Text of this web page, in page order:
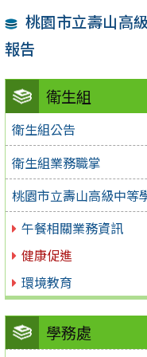
衛生組
衛生組公告
衛生組業務職掌
桃園市立壽山高級中等
午餐相關業務資訊
健康促進
環境教育
學務處
桃園市立壽山高
報告